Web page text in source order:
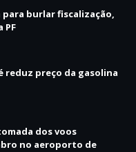
para burlar fiscalização,
PF
reduz preço da gasolina
dos voos
no aeroporto de